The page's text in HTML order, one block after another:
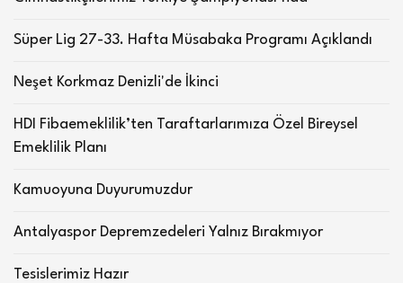
Süper Lig 27-33. Hafta Müsabaka Programı Açıklandı
Neşet Korkmaz Denizli'de İkinci
HDI Fibaemeklilik’ten Taraftarlarımıza Özel Bireysel
Emeklilik Planı
Kamuoyuna Duyurumuzdur
Antalyaspor Depremzedeleri Yalnız Bırakmıyor
Tesislerimiz Hazır